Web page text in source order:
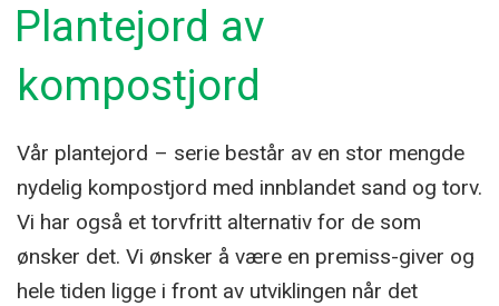
Plantejord av
kompostjord
Vår plantejord – serie består av en stor mengde
nydelig kompostjord med innblandet sand og torv.
Vi har også et torvfritt alternativ for de som
ønsker det. Vi ønsker å være en premiss-giver og
hele tiden ligge i front av utviklingen når det